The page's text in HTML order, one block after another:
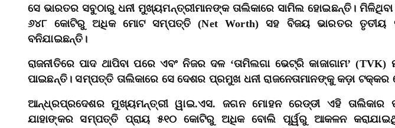
ସେ ଭାରତର ସବୁଠାରୁ ଧନୀ ମୁଖ୍ୟମନ୍ତ୍ରୀମାନଙ୍କ ତାଲିକାରେ ସାମିଲ ହୋଇଛନ୍ତି।
୬୪୮ କୋଟିରୁ ଅଧିକ ମୋଟ ସମ୍ପତ୍ତି (Net Worth) ସହ ବିଜୟ ଭାରତର ତୃତୀୟ
ବନିଯାଇଛନ୍ତି।
ରାଜନୀତିରେ ପାଦ ଥାପିବା ପରେ ଏବଂ ନିଜର ଦଳ ‘ତାମିଲଗା ଭେଟ୍ରି କାଜାଗାମ’
ପାଇଛନ୍ତି। ସମ୍ପତ୍ତି ତାଲିକାରେ ସେ ଦେଶର ପ୍ରମୁଖ ଧନୀ ରାଜନେତାମାନଙ୍କୁ କଡ଼ା ଟକ୍କର
ଆନ୍ଧ୍ରପ୍ରଦେଶର ମୁଖ୍ୟମନ୍ତ୍ରୀ ୱାଇ.ଏସ. ଜଗନ ମୋହନ ରେଡ୍ଡୀ ଏହି ତାଲିକାର
ଯାହାଙ୍କର ସମ୍ପତ୍ତି ପ୍ରାୟ ୫୧୦ କୋଟିରୁ ଅଧିକ ବୋଲି ପୂର୍ୱରୁ ଆକଳନ